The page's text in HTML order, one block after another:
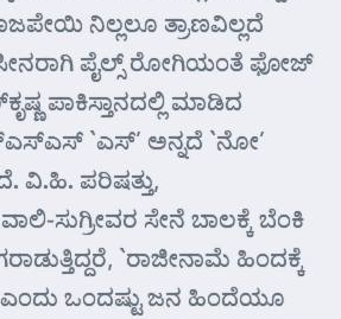
ನಿಲ್ಲಲೂ ತ್ರಾಣವಿಲ್ಲದೆ
ಪೈಲ್ಸ್‌ ರೋಗಿಯಂತೆ ಫೋಜ್
ಪಾಕಿಸ್ತಾನದಲ್ಲಿ ಮಾಡಿದ
`ಎಸ್’ ಅನ್ನದೆ `ನೋ’
ವಿ.ಹಿ. ಪರಿಷತ್ತು,
ಸುಗ್ರೀವರ ಸೇನೆ ಬಾಲಕ್ಕೆ ಬೆಂಕಿ
`ರಾಜೀನಾಮೆ ಹಿಂದಕ್ಕೆ
ಒಂದಷ್ಟು ಜನ ಹಿಂದೆಯೂ